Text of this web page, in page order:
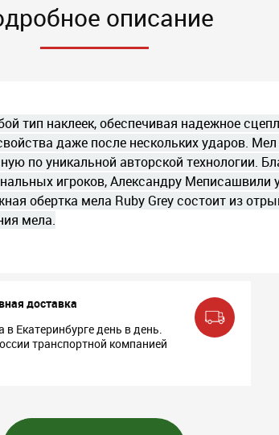
описание
тип наклеек, обеспечивая надежное
даже после нескольких ударов.
по уникальной авторской технологии.
игроков, Александру Меписашвили
обертка мела Ruby Grey состоит из
мела.
доставка
в Екатеринбурге день в день.
транспортной компанией